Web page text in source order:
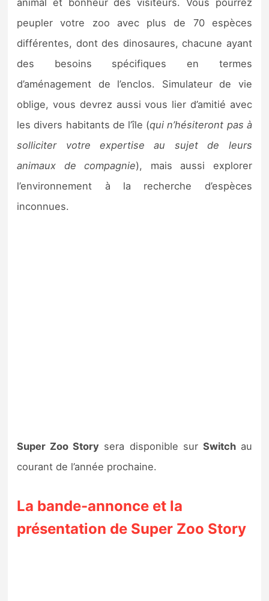
peupler votre zoo avec plus de 70 espèces
différentes, dont des dinosaures, chacune ayant
des besoins spécifiques en termes
d’aménagement de l’enclos. Simulateur de vie
oblige, vous devrez aussi vous lier d’amitié avec
les divers habitants de l’île (qui n’hésiteront pas à
solliciter votre expertise au sujet de leurs
animaux de compagnie), mais aussi explorer
l’environnement à la recherche d’espèces
inconnues.
Super Zoo Story sera disponible sur Switchau
courant de l’année prochaine.
La bande-annonce et la
présentation de Super Zoo Story